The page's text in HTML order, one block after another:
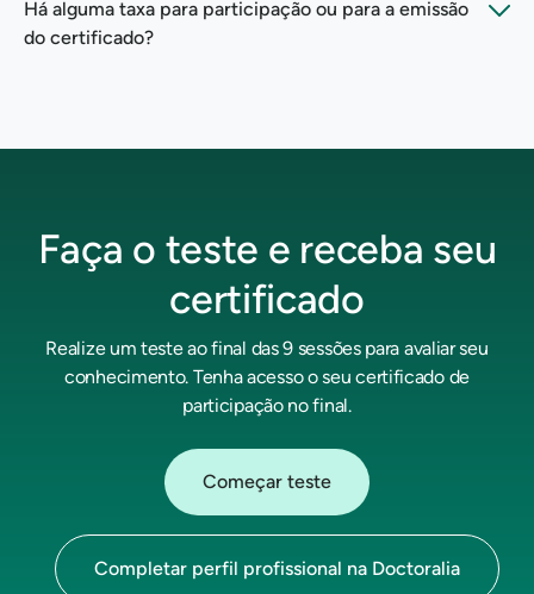
conhecimento. Ao final, poderá fazer o download do
Há alguma taxa para participação ou para a emissão
do certificado?
Faça o teste e receba seu
certificado
Realize um teste ao final das 9 sessões para avaliar seu
conhecimento. Tenha acesso o seu certificado de
participação no final.
Começar teste
Completar perfil profissional na Doctoralia